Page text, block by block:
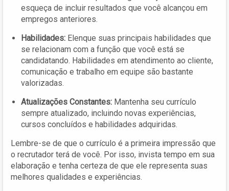
esqueça de incluir resultados que você alcançou em
empregos anteriores.
Habilidades: Elenque suas principais habilidades que
se relacionam com a função que você está se
candidatando. Habilidades em atendimento ao cliente,
comunicação e trabalho em equipe são bastante
valorizadas.
Atualizações Constantes: Mantenha seu currículo
sempre atualizado, incluindo novas experiências,
cursos concluídos e habilidades adquiridas.
Lembre-se de que o currículo é a primeira impressão que
o recrutador terá de você. Por isso, invista tempo em sua
elaboração e tenha certeza de que ele representa suas
melhores qualidades e experiências.